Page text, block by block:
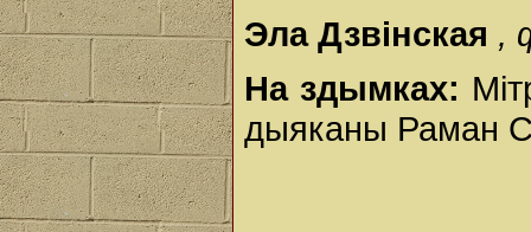
Эла Дзвінская ,
На здымках:
дыяканы Раман